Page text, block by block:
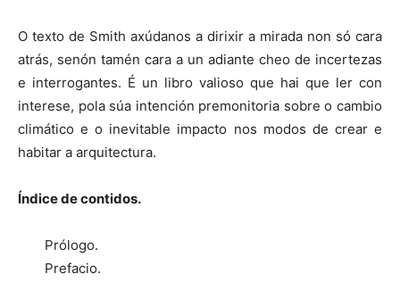
O texto de Smith axúdanos a dirixir a mirada non só cara
atrás, senón tamén cara a un adiante cheo de incertezas
e interrogantes. É un libro valioso que hai que ler con
interese, pola súa intención premonitoria sobre o cambio
climático e o inevitable impacto nos modos de crear e
habitar a arquitectura.
Índice de contidos.
Prólogo.
Prefacio.